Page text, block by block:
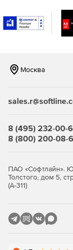
Москва
8 (495) 232-00-
8 (800) 200-08-
ПАО «Софтлайн».
Толстого, дом 5,
(А-311)